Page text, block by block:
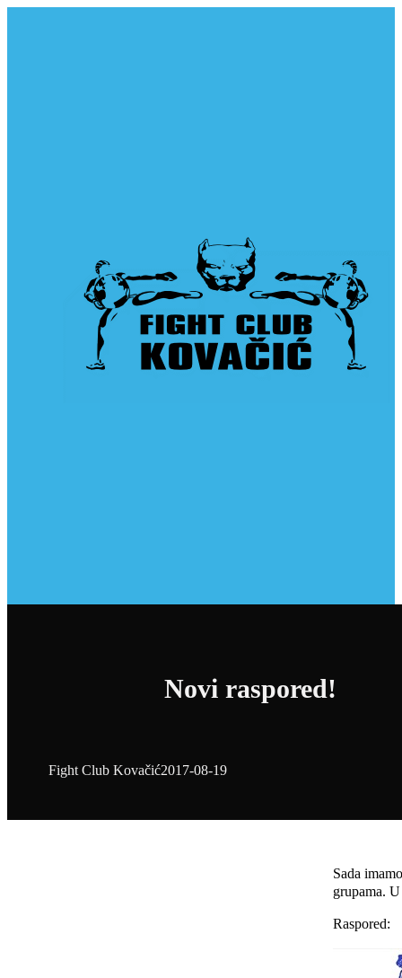
Novi raspored!
Fight Club Kovačić2017-08-19
Sada
grupama.
Raspored: